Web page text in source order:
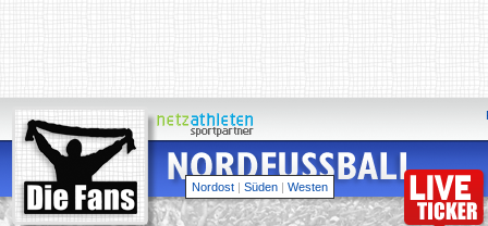
Nordost | Süden | Westen